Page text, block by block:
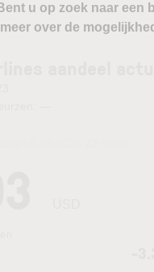
u op zoek naar een
over de